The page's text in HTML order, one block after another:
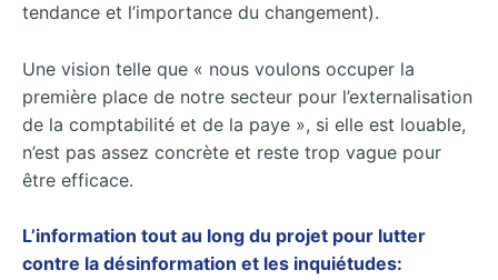
tendance et l’importance du changement).
Une vision telle que « nous voulons occuper la
première place de notre secteur pour l’externalisation
de la comptabilité et de la paye », si elle est louable,
n’est pas assez concrète et reste trop vague pour
être efficace.
L’information tout au long du projet pour lutter
contre la désinformation et les inquiétudes: